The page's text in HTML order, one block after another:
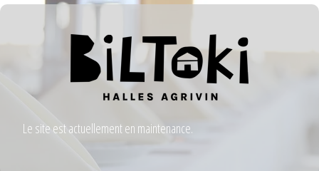
Le site est actuellement en maintenance.